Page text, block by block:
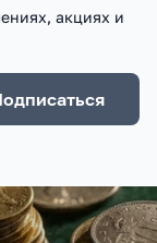
акциях и